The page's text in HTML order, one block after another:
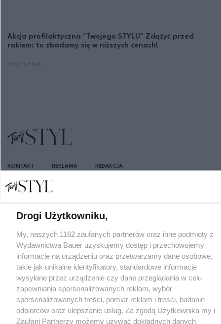
Akcja profilaktyczna "Twojego STYLU" Zdążyć przed
rakiem: tu zbadamy się w niższych cenach!
KONTAKT REKLAMA REDAKCJA
REGULAMIN SERWISU
Drogi Użytkowniku,
My, naszych 1162 zaufanych partnerów oraz inne podmioty z
Wydawnictwa Bauer uzyskujemy dostęp i przechowujemy
informacje na urządzeniu oraz przetwarzamy dane osobowe,
takie jak unikalne identyfikatory, standardowe informacje
wysyłane przez urządzenie czy dane przeglądania w celu
zapewniania spersonalizowanych reklam, wybór
spersonalizowanych treści, pomiar reklam i treści, badanie
odbiorców oraz ulepszanie usług. Za zgodą Użytkownika my i
Zaufani Partnerzy możemy używać dokładnych danych